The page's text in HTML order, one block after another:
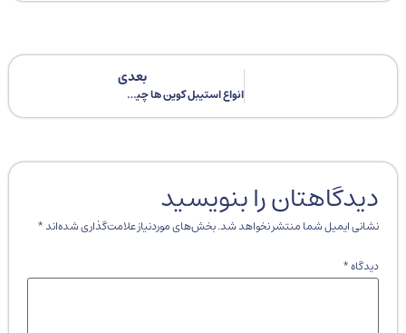
بعدی
انواع استیبل کوین‌ ها چیست؟ کاربرد استیبل کوین ها در بازار
دیدگاهتان را بنویسید
نشانی ایمیل شما منتشر نخواهد شد.بخش‌های موردنیاز علامت‌گذاری شده‌اند*
دیدگاه*